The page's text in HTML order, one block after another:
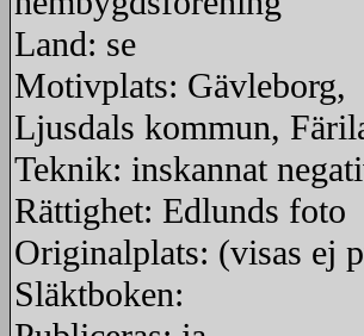
Land: se
Motivplats: Gävleborg,
Ljusdals kommun,
Teknik: inskannat
Rättighet: Edlunds foto
Originalplats: (visas ej
Släktboken: